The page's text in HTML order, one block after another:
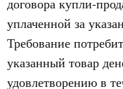
договора купли-
уплаченной за
Требование
указанный товар
удовлетворению в